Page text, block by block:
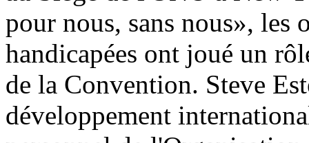
pour nous, sans nous», les
handicapées ont joué un
de la Convention. Steve
développement